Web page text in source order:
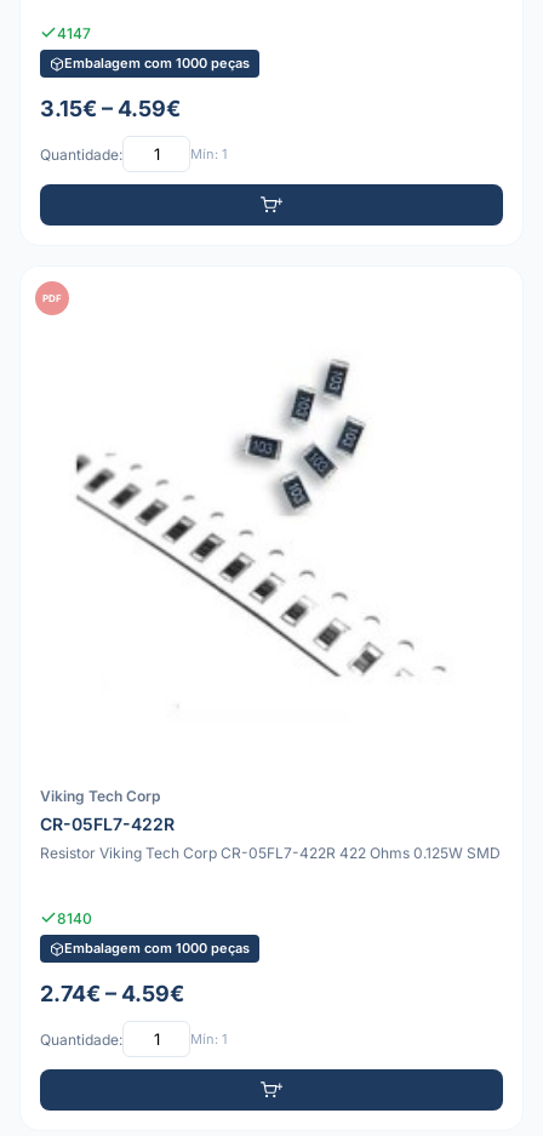
4147
Embalagem com 1000 peças
3.15€ – 4.59€
Quantidade: Mín: 1
PDF
Viking Tech Corp
CR-05FL7-422R
Resistor Viking Tech Corp CR-05FL7-422R 422 Ohms 0.125W SMD
8140
Embalagem com 1000 peças
2.74€ – 4.59€
Quantidade: Mín: 1